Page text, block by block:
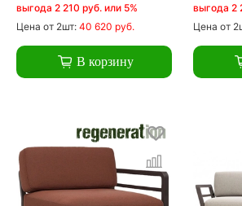
выгода 2 210 руб. или 5%
Цена от 2шт: 40 620 руб.
В корзину
выгода 2
Цена от